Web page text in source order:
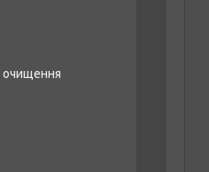
тіла
класу
вода преміум
класу
очищення